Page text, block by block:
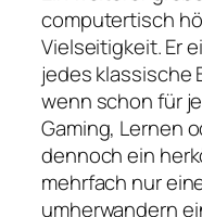
computertisch
Vielseitigkeit. Er
jedes klassische
wenn schon für
Gaming, Lernen
dennoch ein
mehrfach nur
umherwandern